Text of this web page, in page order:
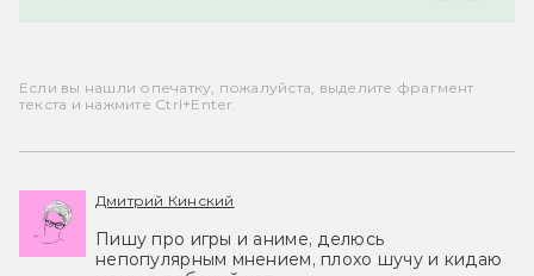
Если вы нашли опечатку, пожалуйста, выделите фрагмент
текста и нажмите Ctrl+Enter.
Дмитрий Кинский
Пишу про игры и аниме, делюсь
непопулярным мнением, плохо шучу и кидаю